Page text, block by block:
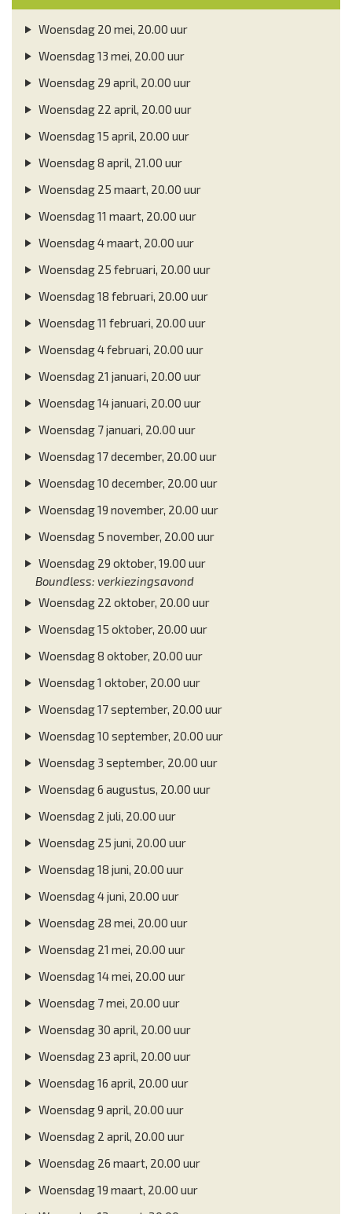
Woensdag 20 mei, 20.00 uur
Woensdag 13 mei, 20.00 uur
Woensdag 29 april, 20.00 uur
Woensdag 22 april, 20.00 uur
Woensdag 15 april, 20.00 uur
Woensdag 8 april, 21.00 uur
Woensdag 25 maart, 20.00 uur
Woensdag 11 maart, 20.00 uur
Woensdag 4 maart, 20.00 uur
Woensdag 25 februari, 20.00 uur
Woensdag 18 februari, 20.00 uur
Woensdag 11 februari, 20.00 uur
Woensdag 4 februari, 20.00 uur
Woensdag 21 januari, 20.00 uur
Woensdag 14 januari, 20.00 uur
Woensdag 7 januari, 20.00 uur
Woensdag 17 december, 20.00 uur
Woensdag 10 december, 20.00 uur
Woensdag 19 november, 20.00 uur
Woensdag 5 november, 20.00 uur
Woensdag 29 oktober, 19.00 uur
Boundless: verkiezingsavond
Woensdag 22 oktober, 20.00 uur
Woensdag 15 oktober, 20.00 uur
Woensdag 8 oktober, 20.00 uur
Woensdag 1 oktober, 20.00 uur
Woensdag 17 september, 20.00 uur
Woensdag 10 september, 20.00 uur
Woensdag 3 september, 20.00 uur
Woensdag 6 augustus, 20.00 uur
Woensdag 2 juli, 20.00 uur
Woensdag 25 juni, 20.00 uur
Woensdag 18 juni, 20.00 uur
Woensdag 4 juni, 20.00 uur
Woensdag 28 mei, 20.00 uur
Woensdag 21 mei, 20.00 uur
Woensdag 14 mei, 20.00 uur
Woensdag 7 mei, 20.00 uur
Woensdag 30 april, 20.00 uur
Woensdag 23 april, 20.00 uur
Woensdag 16 april, 20.00 uur
Woensdag 9 april, 20.00 uur
Woensdag 2 april, 20.00 uur
Woensdag 26 maart, 20.00 uur
Woensdag 19 maart, 20.00 uur